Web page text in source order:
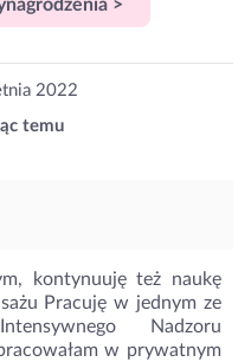
>
2022
temu
kontynuuję też naukę
Pracuję w jednym ze
Nadzoru
w prywatnym